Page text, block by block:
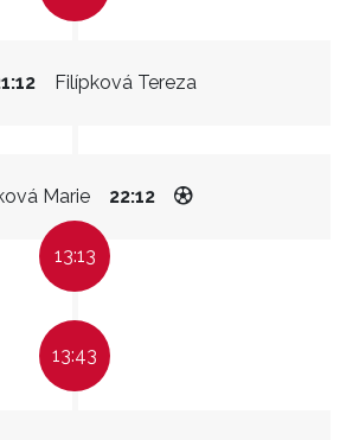
Filípková Tereza
Marie 22:12
13:13
13:43